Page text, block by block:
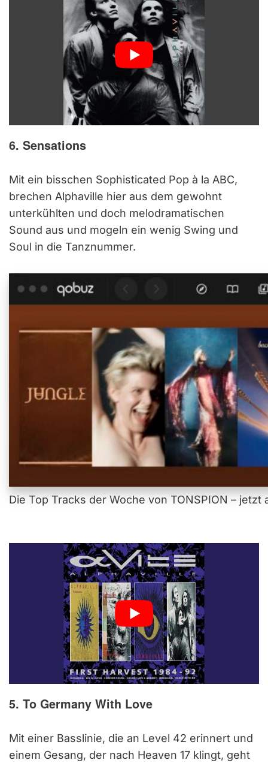
6. Sensations
Mit ein bisschen Sophisticated Pop à la ABC,
brechen Alphaville hier aus dem gewohnt
unterkühlten und doch melodramatischen
Sound aus und mogeln ein wenig Swing und
Soul in die Tanznummer.
Die Top Tracks der Woche von TONSPION –
5. To Germany With Love
Mit einer Basslinie, die an Level 42 erinnert und
einem Gesang, der nach Heaven 17 klingt, geht